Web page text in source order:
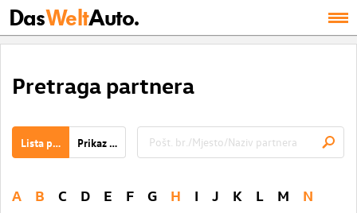
DasWeltAuto.
Pretraga partnera
Lista partnera Prikaz karte
A B C D E F G H I J K L M N